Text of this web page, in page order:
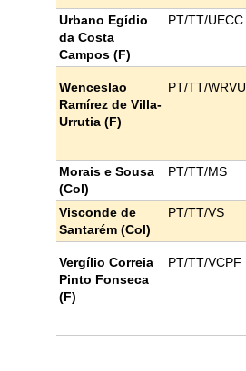
Urbano Egídio
da Costa
Campos (F)
PT/TT/UECC
Wenceslao
Ramírez de Villa-
Urrutia (F)
PT/TT/WRVU
Morais e Sousa
(Col)
PT/TT/MS
Visconde de
Santarém (Col)
PT/TT/VS
Vergílio Correia
Pinto Fonseca
(F)
PT/TT/VCPF